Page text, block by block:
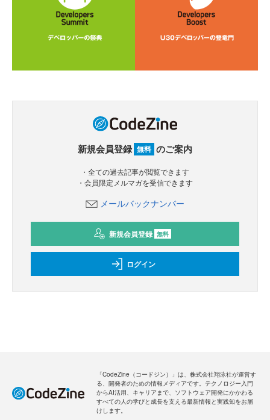
新規会員登録 無料 のご案内
・全ての過去記事が閲覧できます
・会員限定メルマガを受信できます
メールバックナンバー
新規会員登録 無料
ログイン
「CodeZine（コードジン）」は、株式会社翔泳社が運営す
る、開発者のための情報メディアです。テクノロジー入門
からAI活用、キャリアまで、ソフトウェア開発にかかわる
すべての人の学びと成長を支える最新情報と実践知をお届
けします。